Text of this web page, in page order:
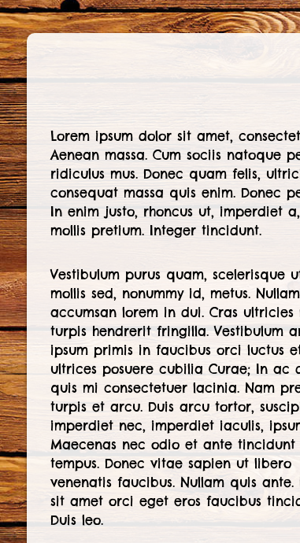
Lorem ipsum dolor sit amet,
Aenean massa. Cum sociis natoque
ridiculus mus. Donec quam felis,
consequat massa quis enim. Donec
In enim justo, rhoncus ut, imperdiet
mollis pretium. Integer tincidunt.
Vestibulum purus quam, scelerisque
mollis sed, nonummy id, metus. Nullam
accumsan lorem in dui. Cras ultricies
turpis hendrerit fringilla. Vestibulum
ipsum primis in faucibus orci luctus
ultrices posuere cubilia Curae; In ac
quis mi consectetuer lacinia. Nam
turpis et arcu. Duis arcu tortor,
imperdiet nec, imperdiet iaculis,
Maecenas nec odio et ante tincidunt
tempus. Donec vitae sapien ut libero
venenatis faucibus. Nullam quis ante.
sit amet orci eget eros faucibus
Duis leo.